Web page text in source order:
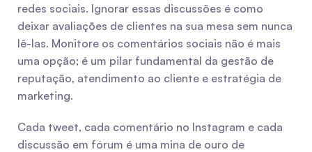
redes sociais. Ignorar essas discussões é como
deixar avaliações de clientes na sua mesa sem nunca
lê-las. Monitore os comentários sociais não é mais
uma opção; é um pilar fundamental da gestão de
reputação, atendimento ao cliente e estratégia de
marketing.
Cada tweet, cada comentário no Instagram e cada
discussão em fórum é uma mina de ouro de